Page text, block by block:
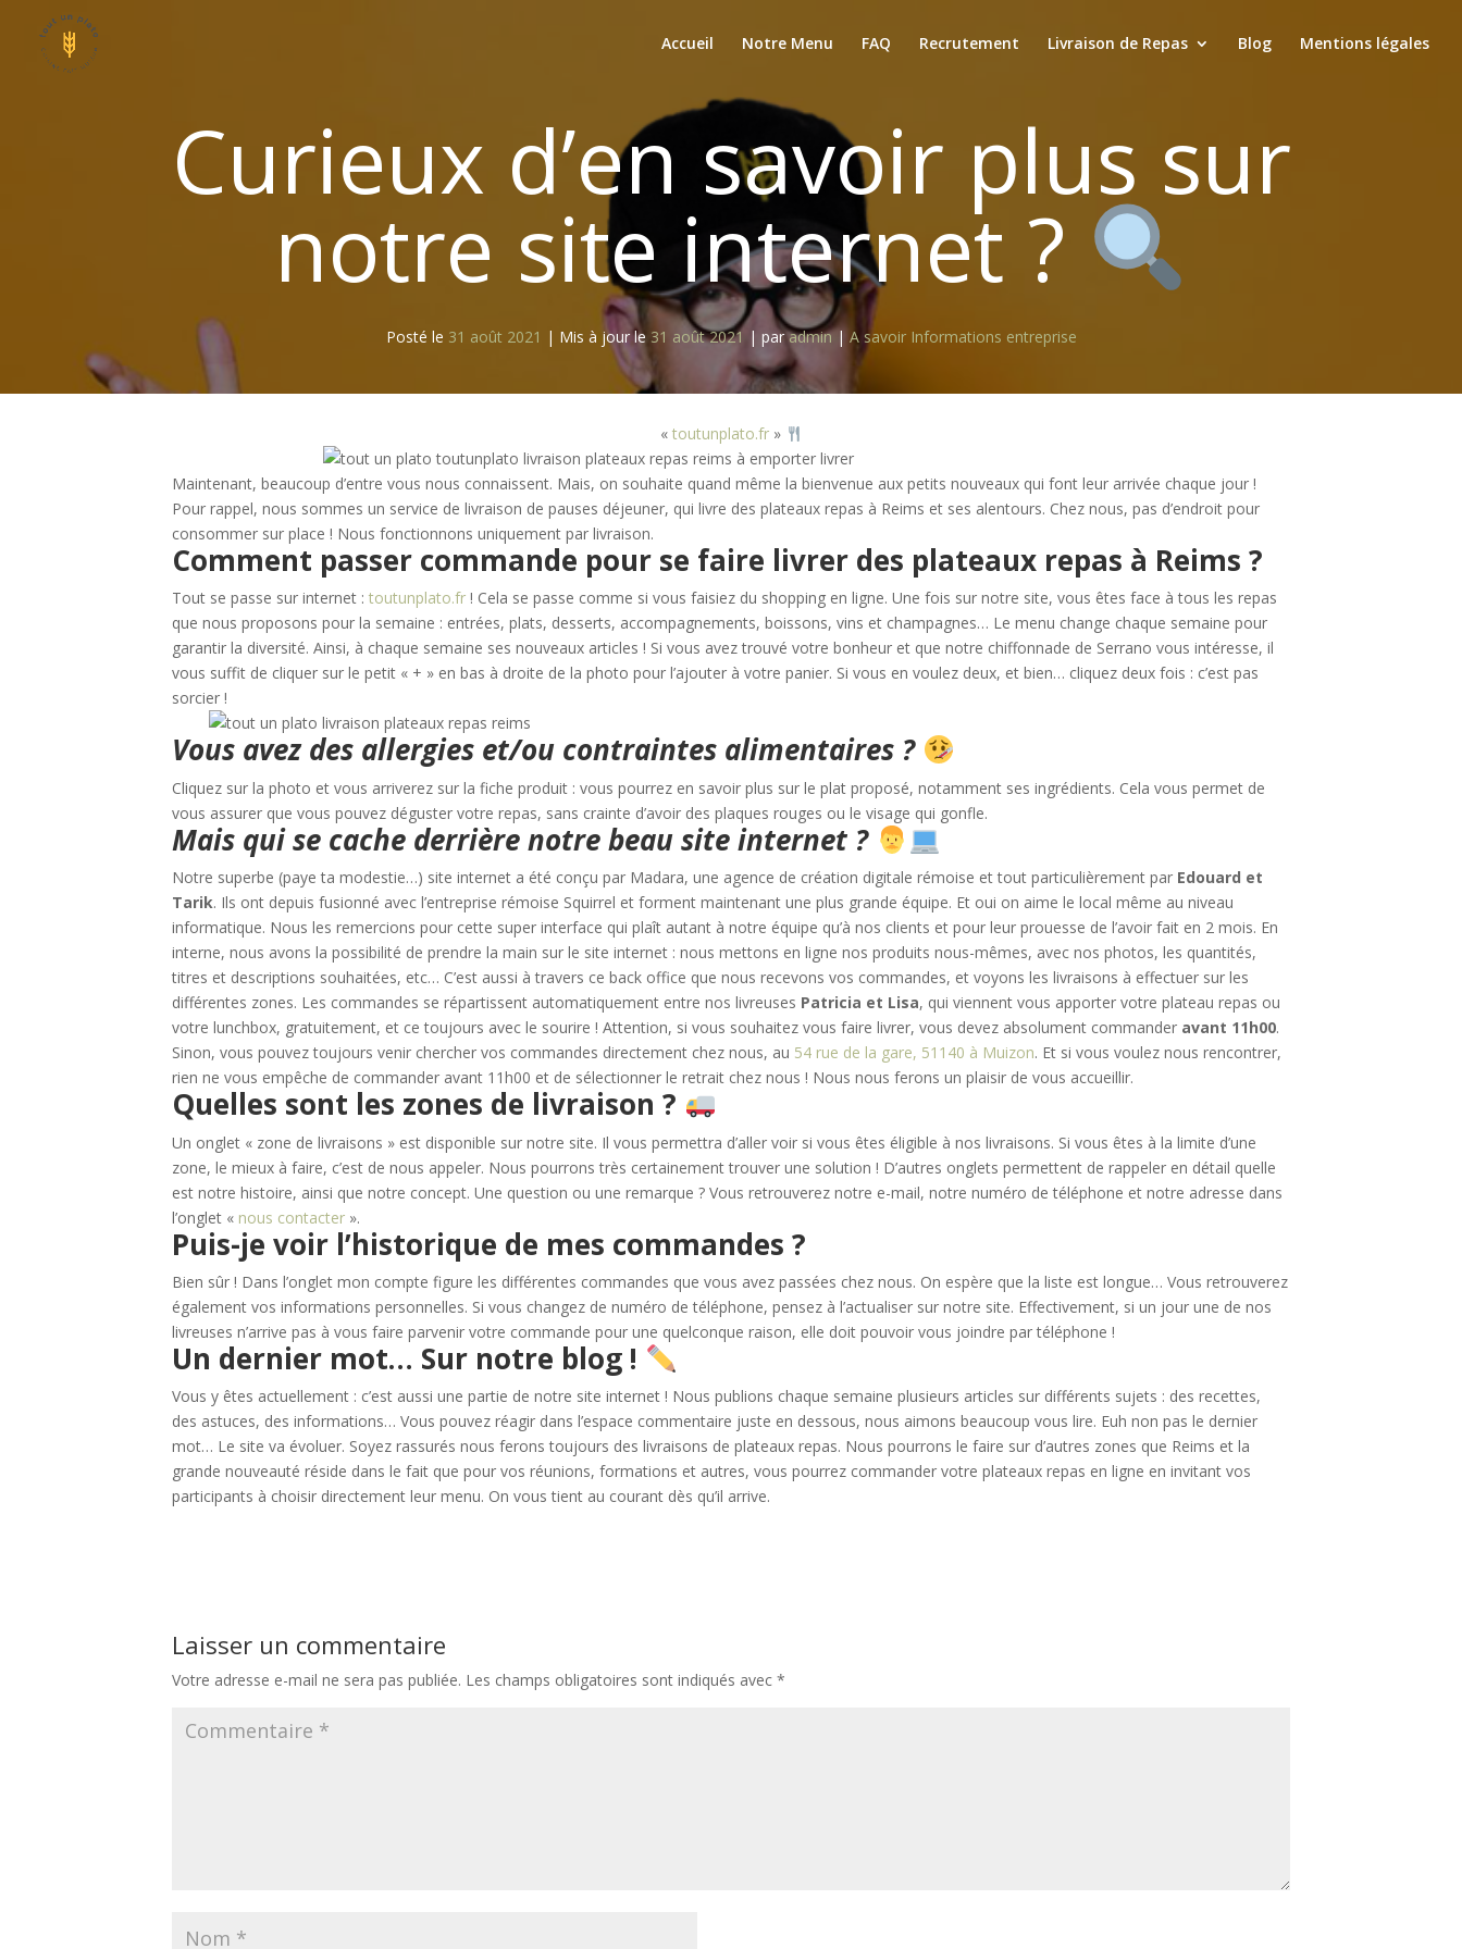
Accueil Notre Menu FAQ Recrutement Livraison de Repas Blog Mentions légales
Curieux d’en savoir plus sur
notre site internet ?
Posté le 31 août 2021 | Mis à jour le 31 août 2021 | paradmin| A savoir Informations entreprise
« toutunplato.fr »
Maintenant, beaucoup d’entre vous nous connaissent. Mais, on souhaite quand même la bienvenue aux petits nouveaux qui font leur arrivée chaque jour !
Pour rappel, nous sommes un service de livraison de pauses déjeuner, qui livre des plateaux repas à Reims et ses alentours. Chez nous, pas d’endroit pour
consommer sur place ! Nous fonctionnons uniquement par livraison.
Comment passer commande pour se faire livrer des plateaux repas à Reims ?
Tout se passe sur internet :toutunplato.fr ! Cela se passe comme si vous faisiez du shopping en ligne. Une fois sur notre site, vous êtes face à tous les repas
que nous proposons pour la semaine : entrées, plats, desserts, accompagnements, boissons, vins et champagnes… Le menu change chaque semaine pour
garantir la diversité. Ainsi, à chaque semaine ses nouveaux articles ! Si vous avez trouvé votre bonheur et que notre chiffonnade de Serrano vous intéresse, il
vous suffit de cliquer sur le petit « + » en bas à droite de la photo pour l’ajouter à votre panier. Si vous en voulez deux, et bien… cliquez deux fois : c’est pas
sorcier !
Vous avez des allergies et/ou contraintes alimentaires ?
Cliquez sur la photo et vous arriverez sur la fiche produit : vous pourrez en savoir plus sur le plat proposé, notamment ses ingrédients. Cela vous permet de
vous assurer que vous pouvez déguster votre repas, sans crainte d’avoir des plaques rouges ou le visage qui gonfle.
Mais qui se cache derrière notre beau site internet ?
Notre superbe (paye ta modestie…) site internet a été conçu par Madara, une agence de création digitale rémoise et tout particulièrement par Edouard et
Tarik. Ils ont depuis fusionné avec l’entreprise rémoise Squirrel et forment maintenant une plus grande équipe. Et oui on aime le local même au niveau
informatique. Nous les remercions pour cette super interface qui plaît autant à notre équipe qu’à nos clients et pour leur prouesse de l’avoir fait en 2 mois. En
interne, nous avons la possibilité de prendre la main sur le site internet : nous mettons en ligne nos produits nous-mêmes, avec nos photos, les quantités,
titres et descriptions souhaitées, etc… C’est aussi à travers ce back office que nous recevons vos commandes, et voyons les livraisons à effectuer sur les
différentes zones. Les commandes se répartissent automatiquement entre nos livreuses Patricia et Lisa, qui viennent vous apporter votre plateau repas ou
votre lunchbox, gratuitement, et ce toujours avec le sourire ! Attention, si vous souhaitez vous faire livrer, vous devez absolument commander avant 11h00.
Sinon, vous pouvez toujours venir chercher vos commandes directement chez nous, au 54 rue de la gare, 51140 à Muizon. Et si vous voulez nous rencontrer,
rien ne vous empêche de commander avant 11h00 et de sélectionner le retrait chez nous ! Nous nous ferons un plaisir de vous accueillir.
Quelles sont les zones de livraison ?
Un onglet « zone de livraisons » est disponible sur notre site. Il vous permettra d’aller voir si vous êtes éligible à nos livraisons. Si vous êtes à la limite d’une
zone, le mieux à faire, c’est de nous appeler. Nous pourrons très certainement trouver une solution ! D’autres onglets permettent de rappeler en détail quelle
est notre histoire, ainsi que notre concept. Une question ou une remarque ? Vous retrouverez notre e-mail, notre numéro de téléphone et notre adresse dans
l’onglet « nous contacter ».
Puis-je voir l’historique de mes commandes ?
Bien sûr ! Dans l’onglet mon compte figure les différentes commandes que vous avez passées chez nous. On espère que la liste est longue… Vous retrouverez
également vos informations personnelles. Si vous changez de numéro de téléphone, pensez à l’actualiser sur notre site. Effectivement, si un jour une de nos
livreuses n’arrive pas à vous faire parvenir votre commande pour une quelconque raison, elle doit pouvoir vous joindre par téléphone !
Un dernier mot… Sur notre blog !
Vous y êtes actuellement : c’est aussi une partie de notre site internet ! Nous publions chaque semaine plusieurs articles sur différents sujets : des recettes,
des astuces, des informations… Vous pouvez réagir dans l’espace commentaire juste en dessous, nous aimons beaucoup vous lire. Euh non pas le dernier
mot… Le site va évoluer. Soyez rassurés nous ferons toujours des livraisons de plateaux repas. Nous pourrons le faire sur d’autres zones que Reims et la
grande nouveauté réside dans le fait que pour vos réunions, formations et autres, vous pourrez commander votre plateaux repas en ligne en invitant vos
participants à choisir directement leur menu. On vous tient au courant dès qu’il arrive.
Laisser un commentaire
Votre adresse e-mail ne sera pas publiée. Les champs obligatoires sont indiqués avec*
Panneau de gestion des cookies